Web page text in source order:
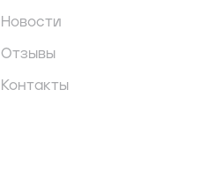
Новости
Отзывы
Контакты